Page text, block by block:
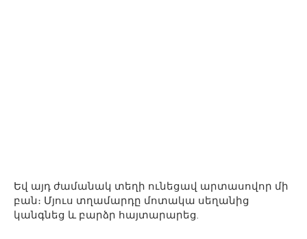
Եվ այդ ժամանակ տեղի ունեցավ արտասովոր մի
բան։ Մյուս տղամարդը մոտակա սեղանից
կանգնեց և բարձր հայտարարեց.